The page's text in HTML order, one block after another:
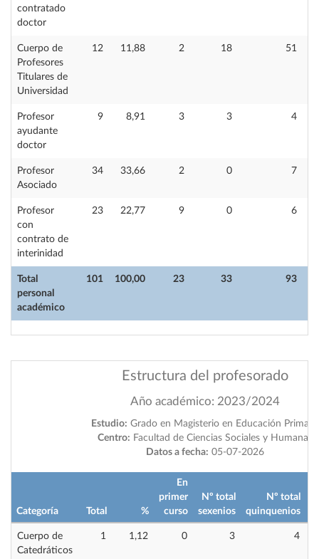
Total
personal
académico
101 100,00 23 33 93
contratado
doctor
Cuerpo de
Profesores
Titulares de
Universidad
12 11,88 2 18 51
Profesor
ayudante
doctor
9 8,91 3 3 4
Profesor
Asociado
34 33,66 2 0 7
Profesor
con
contrato de
interinidad
23 22,77 9 0 6
Estructura del profesorado
Año académico: 2023/2024
Estudio: Grado en Magisterio en Educación Primaria
Centro: Facultad de Ciencias Sociales y Humanas
Datos a fecha: 05-07-2026
Categoría Total %
En
primer
curso
Nº total
sexenios
Nº total
quinquenios
Cuerpo de
Catedráticos
1 1,12 0 3 4